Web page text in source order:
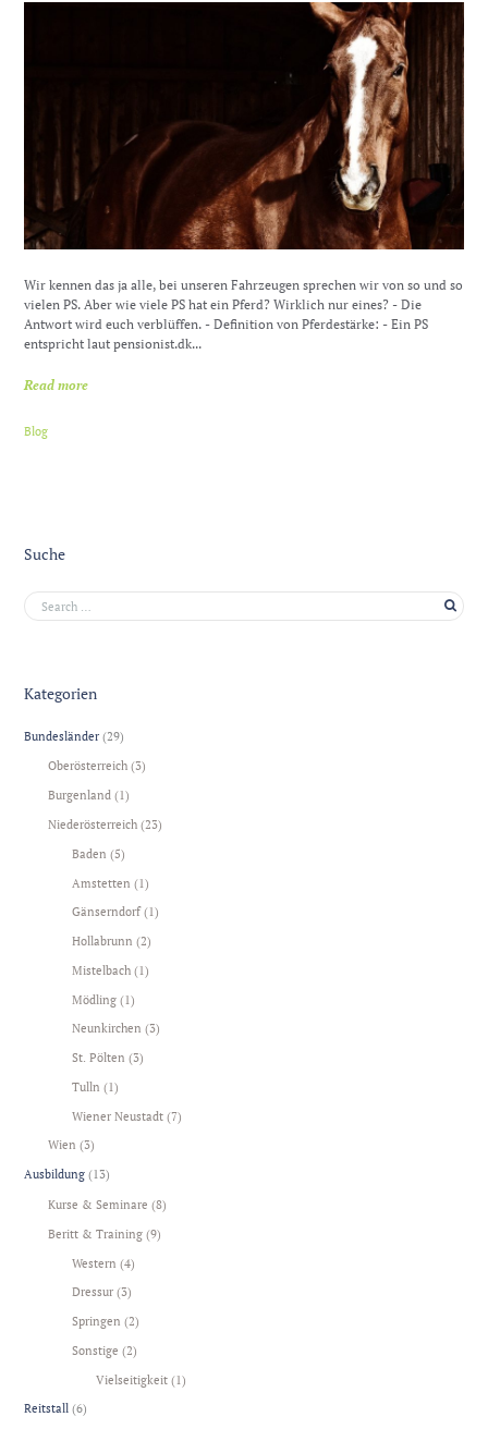
Wir kennen das ja alle, bei unseren Fahrzeugen sprechen wir von so und so
vielen PS. Aber wie viele PS hat ein Pferd? Wirklich nur eines? - Die
Antwort wird euch verblüffen. - Definition von Pferdestärke: - Ein PS
entspricht laut pensionist.dk...
Read more
Blog
Suche
Kategorien
Bundesländer (29)
Oberösterreich (3)
Burgenland (1)
Niederösterreich (23)
Baden (5)
Amstetten (1)
Gänserndorf(1)
Hollabrunn (2)
Mistelbach (1)
Mödling (1)
Neunkirchen (3)
St. Pölten (3)
Tulln (1)
Wiener Neustadt (7)
Wien (3)
Ausbildung (13)
Kurse & Seminare (8)
Beritt & Training (9)
Western (4)
Dressur (3)
Springen (2)
Sonstige (2)
Vielseitigkeit(1)
Reitstall (6)